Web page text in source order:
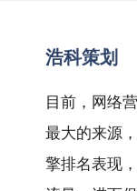
浩科策划
目前，网络
最大的来源
擎排名表现